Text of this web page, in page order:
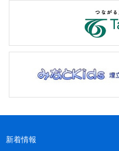
新着情報